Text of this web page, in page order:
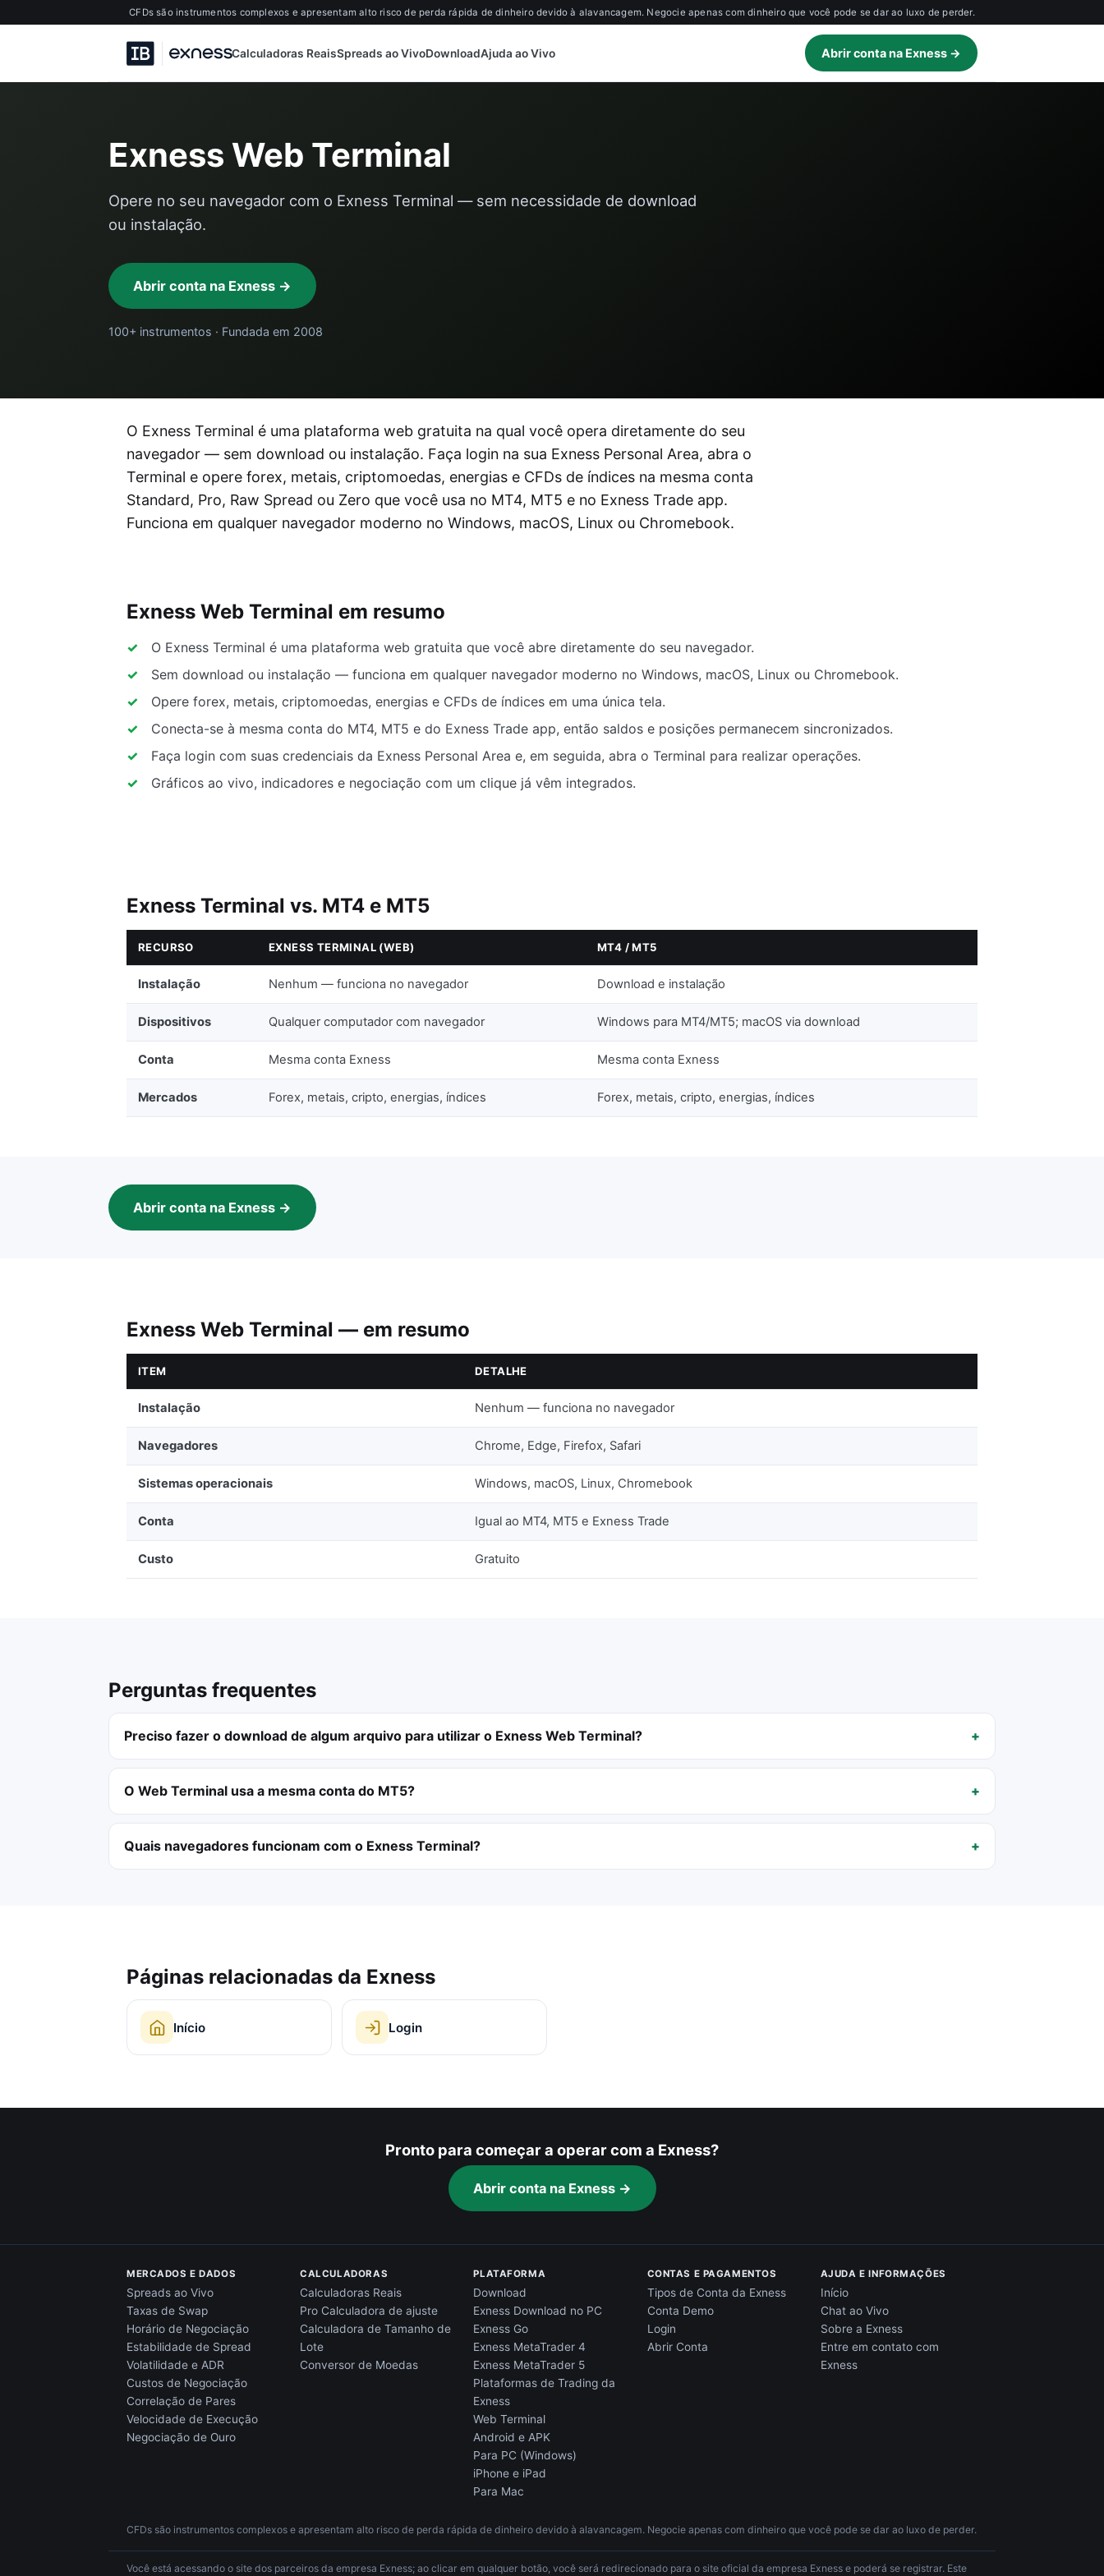
CFDs são instrumentos complexos e apresentam alto risco de perda rápida de dinheiro devido à alavancagem. Negocie apenas com dinheiro que você pode se dar ao luxo de perder.
Calculadoras ReaisSpreads ao VivoDownloadAjuda ao Vivo Abrir conta na Exness →
Exness Web Terminal
Opere no seu navegador com o Exness Terminal — sem necessidade de download
ou instalação.
Abrir conta na Exness →
100+ instrumentos · Fundada em 2008
O Exness Terminal é uma plataforma web gratuita na qual você opera diretamente do seu
navegador — sem download ou instalação. Faça login na sua Exness Personal Area, abra o
Terminal e opere forex, metais, criptomoedas, energias e CFDs de índices na mesma conta
Standard, Pro, Raw Spread ou Zero que você usa no MT4, MT5 e no Exness Trade app.
Funciona em qualquer navegador moderno no Windows, macOS, Linux ou Chromebook.
Exness Web Terminal em resumo
O Exness Terminal é uma plataforma web gratuita que você abre diretamente do seu navegador.
Sem download ou instalação — funciona em qualquer navegador moderno no Windows, macOS, Linux ou Chromebook.
Opere forex, metais, criptomoedas, energias e CFDs de índices em uma única tela.
Conecta-se à mesma conta do MT4, MT5 e do Exness Trade app, então saldos e posições permanecem sincronizados.
Faça login com suas credenciais da Exness Personal Area e, em seguida, abra o Terminal para realizar operações.
Gráficos ao vivo, indicadores e negociação com um clique já vêm integrados.
Exness Terminal vs. MT4 e MT5
RECURSO EXNESS TERMINAL (WEB) MT4 / MT5
Instalação Nenhum — funciona no navegador Download e instalação
Dispositivos Qualquer computador com navegador Windows para MT4/MT5; macOS via download
Conta Mesma conta Exness Mesma conta Exness
Mercados Forex, metais, cripto, energias, índices Forex, metais, cripto, energias, índices
Abrir conta na Exness →
Exness Web Terminal — em resumo
ITEM DETALHE
Instalação Nenhum — funciona no navegador
Navegadores Chrome, Edge, Firefox, Safari
Sistemas operacionais Windows, macOS, Linux, Chromebook
Conta Igual ao MT4, MT5 e Exness Trade
Custo Gratuito
Perguntas frequentes
Preciso fazer o download de algum arquivo para utilizar o Exness Web Terminal?
O Web Terminal usa a mesma conta do MT5?
Quais navegadores funcionam com o Exness Terminal?
Páginas relacionadas da Exness
Início Login
Pronto para começar a operar com a Exness?
Abrir conta na Exness →
MERCADOS E DADOS
Spreads ao Vivo
Taxas de Swap
Horário de Negociação
Estabilidade de Spread
Volatilidade e ADR
Custos de Negociação
Correlação de Pares
Velocidade de Execução
Negociação de Ouro
CALCULADORAS
Calculadoras Reais
Pro Calculadora de ajuste
Calculadora de Tamanho de
Lote
Conversor de Moedas
PLATAFORMA
Download
Exness Download no PC
Exness Go
Exness MetaTrader 4
Exness MetaTrader 5
Plataformas de Trading da
Exness
Web Terminal
Android e APK
Para PC (Windows)
iPhone e iPad
Para Mac
CONTAS E PAGAMENTOS
Tipos de Conta da Exness
Conta Demo
Login
Abrir Conta
AJUDA E INFORMAÇÕES
Início
Chat ao Vivo
Sobre a Exness
Entre em contato com
Exness
CFDs são instrumentos complexos e apresentam alto risco de perda rápida de dinheiro devido à alavancagem. Negocie apenas com dinheiro que você pode se dar ao luxo de perder.
Você está acessando o site dos parceiros da empresa Exness; ao clicar em qualquer botão, você será redirecionado para o site oficial da empresa Exness e poderá se registrar. Este